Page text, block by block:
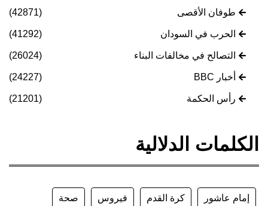
طوفان الأقصى (42871)
الحرب في السودان (41292)
التصالح في مخالفات البناء (26024)
أخبار BBC (24227)
رأس الحكمة (21201)
الكلمات الدلالية
إمام عاشور كرة القدم فيروس صحة